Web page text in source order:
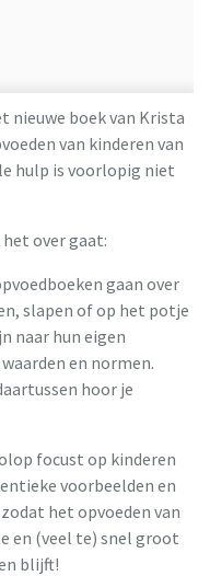
nieuwe boek van Krista
van kinderen van
hulp is voorlopig niet
over gaat:
gaan over
slapen of op het potje
naar hun eigen
en normen.
hoor je
focust op kinderen
voorbeelden en
het opvoeden van
en (veel te) snel groot
blijft!